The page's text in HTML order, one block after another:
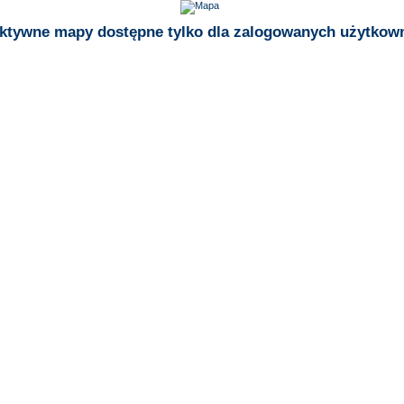
mapy dostępne tylko dla zalogowanych